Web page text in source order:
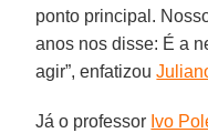
ponto principal.
anos nos disse: É a
agir”, enfatizou
Já o professor Ivo